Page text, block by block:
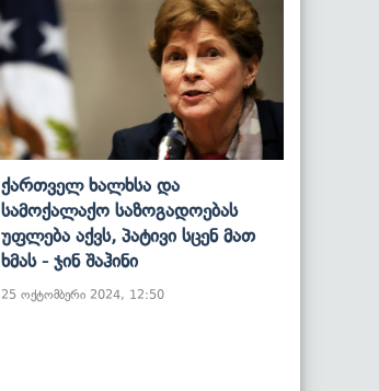
Ქართველ Ხალხსა Და
Სამოქალაქო Საზოგადოებას
Უფლება Აქვს, Პატივი Სცენ Მათ
Ხმას - Ჯინ Შაჰინი
25 ოქტომბერი 2024, 12:50